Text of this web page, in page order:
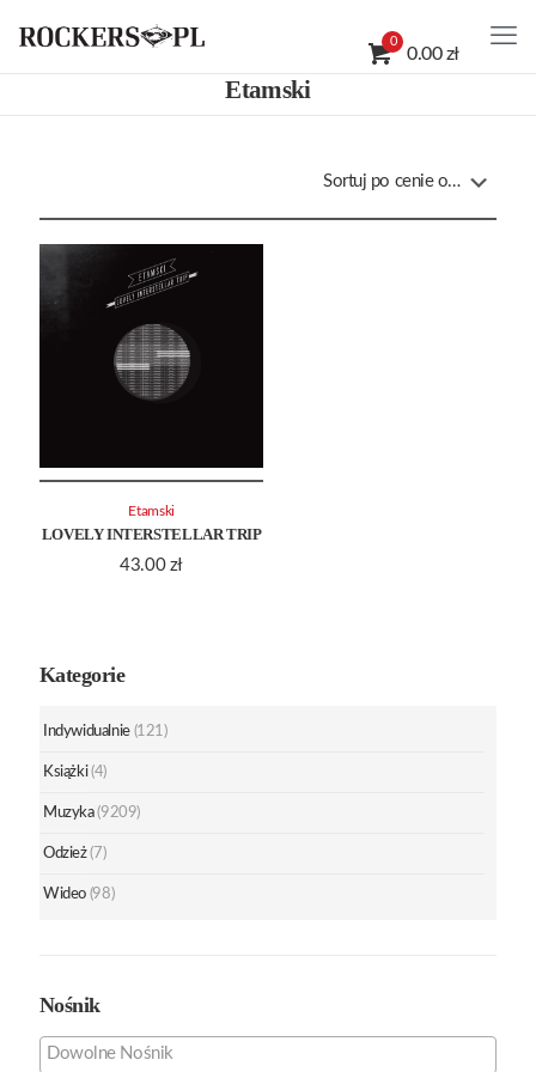
0
0.00 zł
Etamski
LOVELY INTERSTELLAR TRIP
43.00 zł
Etamski
Kategorie
Indywidualnie (121)
Książki (4)
Muzyka (9209)
Odzież (7)
Wideo (98)
Nośnik